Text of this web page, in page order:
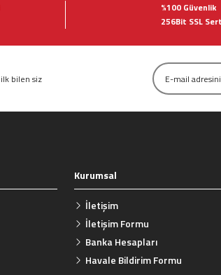
%100 Güvenlik
256Bit SSL
bilen siz
Kurumsal
İletişim
İletişim Formu
Banka Hesapları
Havale Bildirim Formu